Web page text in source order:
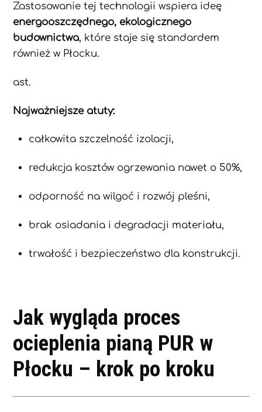
Zastosowanie tej technologii wspiera ideę
energooszczędnego, ekologicznego
budownictwa, które staje się standardem
również w Płocku.
ast.
Najważniejsze atuty:
całkowita szczelność izolacji,
redukcja kosztów ogrzewania nawet o 50%,
odporność na wilgoć i rozwój pleśni,
brak osiadania i degradacji materiału,
trwałość i bezpieczeństwo dla konstrukcji.
Jak wygląda proces
ocieplenia pianą PUR w
Płocku – krok po kroku